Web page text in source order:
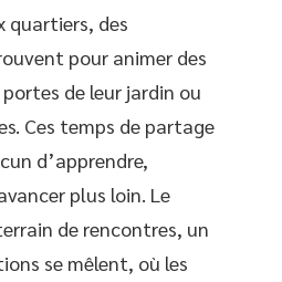
quartiers, des
pour animer des
de leur jardin ou
Ces temps de partage
d’apprendre,
plus loin. Le
de rencontres, un
se mêlent, où les